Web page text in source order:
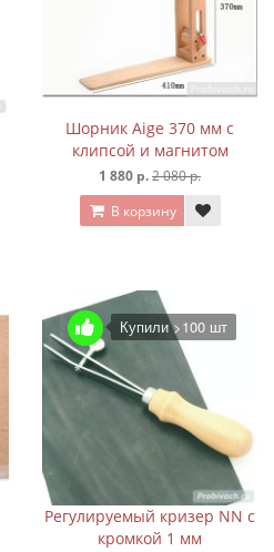
Шорник Aige 370 мм с
клипсой и магнитом
1 880 р.2 080 р.
В корзину
Купили >100 шт
Регулируемый кризер NN с
кромкой 1 мм